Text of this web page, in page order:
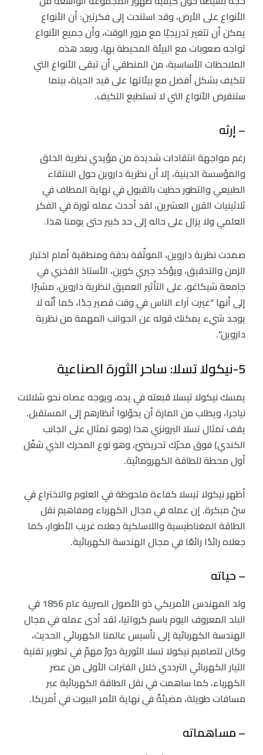
الأنواع على الأرض، وقد استندت إلى فكرتين: أن الأنواع
يمكن أن تتغير تدريجيًا مع مرور الوقت، وأن جميع الأنواع
تواجه صعوبات مع البيئة المحيطة بها، وبعد هذه
الملاحظات الأساسية، من المنطقي أن تبقى الأنواع التي
تتكيف بشكل أفضل مع بيئاتها على قيد الحياة، بينما
ستنقرض الأنواع التي لا تستطيع التكيف.
– إرثه
رغم مواجهة انتقادات شديدة من مؤيدي نظرية الخلق
والمؤسسة الدينية، إلا أن نظرية داروين حول الانتقاء
الطبيعي والتطور حظيت بالقبول في نهاية المطاف في
ثلاثينيات القرن العشرين، لقد أحدث عمله ثورة في الفكر
العلمي ولا يزال على حاله إلى حد كبير حتى يومنا هذا.
صمدت نظرية داروين، الموثّقة بدقة ومنطقية أمام اختبار
الزمن والتدقيق، ويؤكد جيري كوين، الأستاذ الفخري في
جامعة شيكاغو، على التأثير العميق لنظرية داروين، مشيرًا
إلى أنها “غيرت آراء الناس في وقت قصير جدًا، كما أنّه لا
يوجد شيء يمكنك قوله عن الجوانب المهمة من نظرية
داروين”.
5-نيكولا تسلا: ساحر الثورة الصناعية
يمسك نيكولا تيسلا قبعته في يده، ويوجه عصاه نحو شلالات
نياجرا، ويطلب من المارة أن يحوّلوا أنظارهم إلى المستقبل.
يقف تمثال تسلا البرونزي هذا (وهو تمثال على الجانب
الكندي) فوق محرّك تحريضيّ، وهو نوع المحرك الذي شغّل
أول محطة للطاقة الكهرومائية.
أظهر نيكولا تيسلا كفاءة ملحوظة في العلوم والاختراع في
سنّ مبكرة. إن عمله في مجال الكهرباء ومفاهيم نقل
الطاقة المغناطيسية واللاسلكية جعلاه غريب الأطوار، كما
جعلاه رائدًا رائعًا في مجال الهندسة الكهربائية.
– حياته
ولد المهندس الأمريكي ذو الأصول الصربية عام 1856 في
البلد المعروف اليوم باسم كرواتيا، لقد أدى عمله في مجال
الهندسة الكهربائية إلى تأسيس عالمنا الكهربائي الحديث،
وكان لتصاميم نيكولا تسلا الثورية دورٌ مهمّ في تطوير تقنية
التيار الكهربائي الترددي خلال الفترات الأولى من عصر
الكهرباء، كما ساهمت في نقل الطاقة الكهربائية عبر
مسافات طويلة، مضيئةً في نهاية الأمر البيوت في أمريكا.
– مساهماته